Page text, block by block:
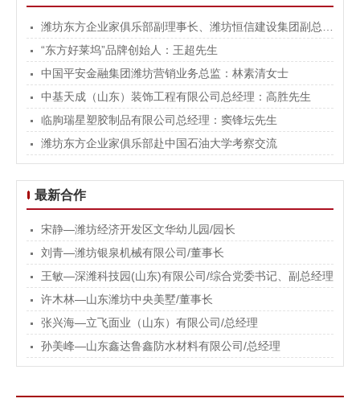
“东方好莱坞”品牌创始人：王超先生
中国平安金融集团潍坊营销业务总监：林素清女士
中基天成（山东）装饰工程有限公司总经理：高胜先生
临朐瑞星塑胶制品有限公司总经理：窦锋坛先生
潍坊东方企业家俱乐部赴中国石油大学考察交流
最新合作
宋静—潍坊经济开发区文华幼儿园/园长
刘青—潍坊银泉机械有限公司/董事长
王敏—深潍科技园(山东)有限公司/综合党委书记、副总经理
许木林—山东潍坊中央美墅/董事长
张兴海—立飞面业（山东）有限公司/总经理
孙美峰—山东鑫达鲁鑫防水材料有限公司/总经理